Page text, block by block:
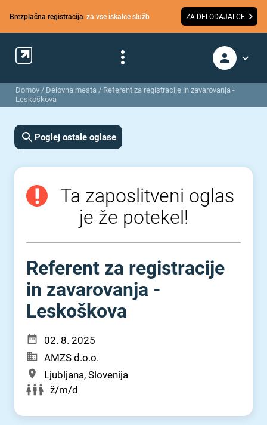
Brezplačna registracija za vse iskalce služb ZA DELODAJALCE
Domov / Delovna mesta / Referent za registracije in zavarovanja -
Leskoškova
Poglej ostale oglase
Ta zaposlitveni oglas
je že potekel!
Referent za registracije
in zavarovanja -
Leskoškova
02. 8. 2025
AMZS d.o.o.
Ljubljana, Slovenija
ž/m/d